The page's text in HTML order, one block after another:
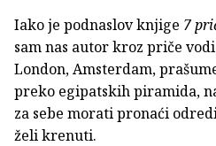
Iako je podnaslov knjige 7
sam nas autor kroz priče
London, Amsterdam,
preko egipatskih piramida,
za sebe morati pronaći
želi krenuti.